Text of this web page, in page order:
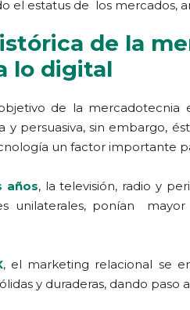
el estatus de los mercados,
de la
lo digital
de la
y persuasiva, sin embargo,
un factor importante
años, la televisión, radio y
unilaterales, ponían
, el marketing relacional se
y duraderas, dando